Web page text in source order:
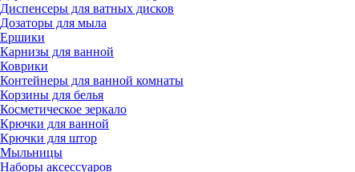
Диспенсеры для ватных дисков
Дозаторы для мыла
Ершики
Карнизы для ванной
Коврики
Контейнеры для ванной комнаты
Корзины для белья
Косметическое зеркало
Крючки для ванной
Крючки для штор
Мыльницы
Наборы аксессуаров